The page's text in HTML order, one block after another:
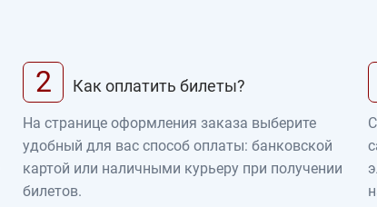
2 Как оплатить билеты?
На странице оформления заказа выберите
удобный для вас способ оплаты: банковской
картой или наличными курьеру при получении
билетов.